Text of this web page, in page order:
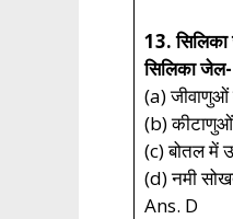
13. सिलिका
सिलिका जेल-
(a) जीवाणुओं
(b)
(c) बोतल में
(d) नमी
Ans. D